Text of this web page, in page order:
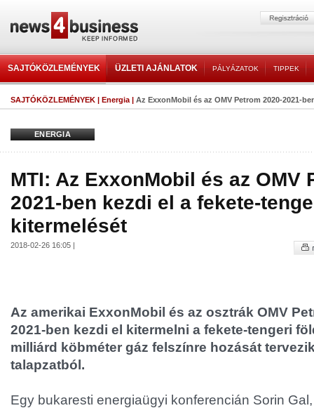
SAJTÓKÖZLEMÉNYEK ÜZLETI AJÁNLATOK PÁLYÁZATOK TIPPEK
SAJTÓKÖZLEMÉNYEK | Energia | Az ExxonMobil és az OMV Petrom 2020-2021-
ENERGIA
MTI: Az ExxonMobil és az OMV
2021-ben kezdi el a fekete-
kitermelését
2018-02-26 16:05 |
Az amerikai ExxonMobil és az osztrák OMV
2021-ben kezdi el kitermelni a fekete-tengeri
milliárd köbméter gáz felszínre hozását
talapzatból.
Egy bukaresti energiaügyi konferencián Sorin